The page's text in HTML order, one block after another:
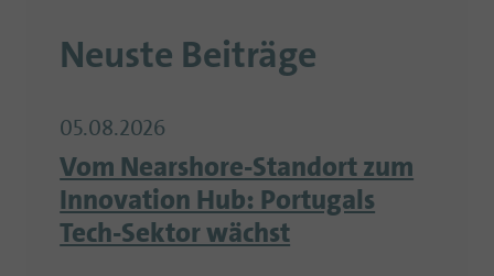
Neuste Beiträge
05.08.2026
Vom Nearshore-Standort zum
Innovation Hub: Portugals
Tech-Sektor wächst